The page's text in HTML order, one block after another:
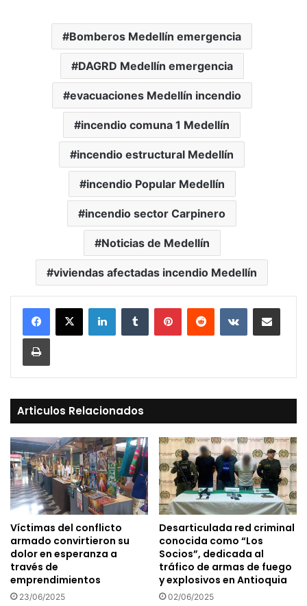
Bomberos Medellín emergencia
DAGRD Medellín emergencia
evacuaciones Medellín incendio
incendio comuna 1 Medellín
incendio estructural Medellín
incendio Popular Medellín
incendio sector Carpinero
Noticias de Medellín
viviendas afectadas incendio Medellín
LinkedInTumblr PinterestReddit VKontakteCompartir vía Mail
Print
Articulos Relacionados
Víctimas del conflicto
armado convirtieron su
dolor en esperanza a
través de
emprendimientos
23/06/2025
Desarticulada red criminal
conocida como “Los
Socios”, dedicada al
tráfico de armas de fuego
y explosivos en Antioquia
02/06/2025